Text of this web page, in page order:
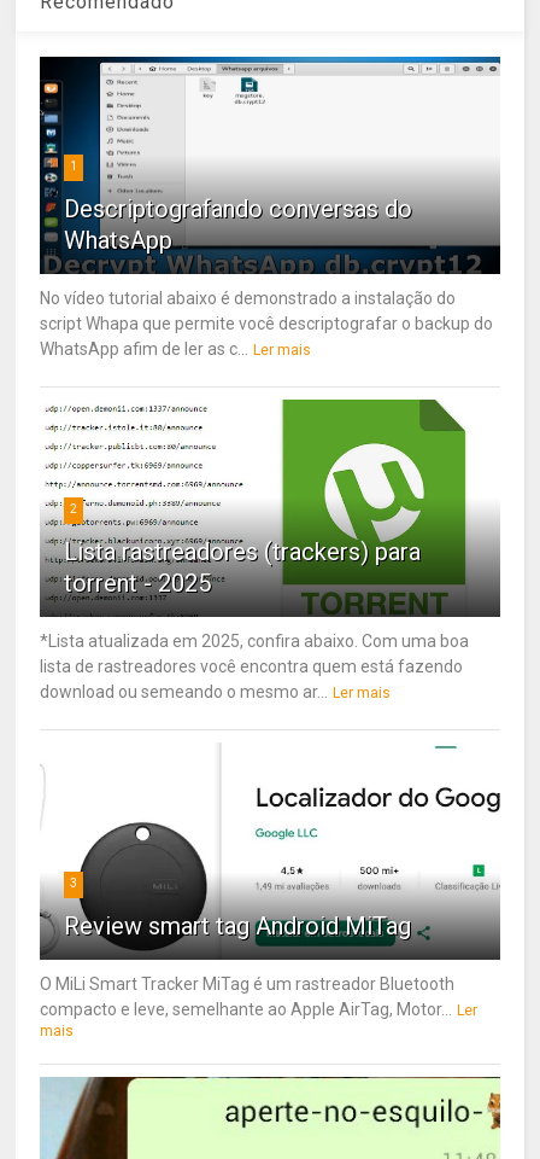
1
Descriptografando conversas do
WhatsApp
No vídeo tutorial abaixo é demonstrado a instalação do
script Whapa que permite você descriptografar o backup do
WhatsApp afim de ler as c... Ler mais
2
Lista rastreadores (trackers) para
torrent - 2025
*Lista atualizada em 2025, confira abaixo. Com uma boa
lista de rastreadores você encontra quem está fazendo
download ou semeando o mesmo ar... Ler mais
3
Review smart tag Android MiTag
O MiLi Smart Tracker MiTag é um rastreador Bluetooth
compacto e leve, semelhante ao Apple AirTag, Motor... Ler
mais